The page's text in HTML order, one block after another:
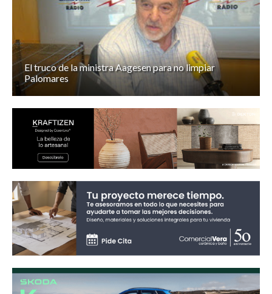
El truco de la ministra Aagesen para no limpiar
Palomares